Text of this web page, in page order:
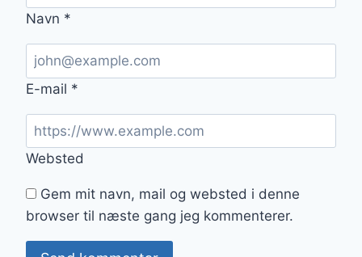
Navn *
E-mail *
Websted
Gem mit navn, mail og websted i denne
browser til næste gang jeg kommenterer.